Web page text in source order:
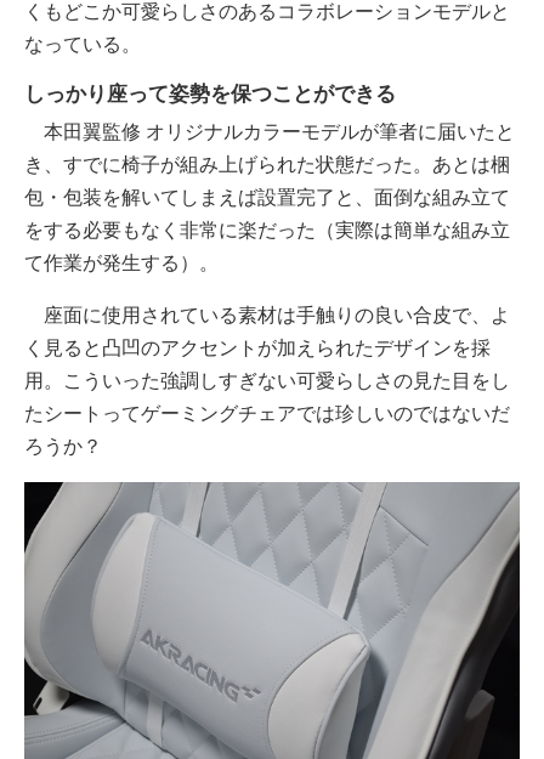
くもどこか可愛らしさのあるコラボレーションモデルと
なっている。
しっかり座って姿勢を保つことができる
本田翼監修 オリジナルカラーモデルが筆者に届いたと
き、すでに椅子が組み上げられた状態だった。あとは梱
包・包装を解いてしまえば設置完了と、面倒な組み立て
をする必要もなく非常に楽だった（実際は簡単な組み立
て作業が発生する）。
座面に使用されている素材は手触りの良い合皮で、よ
く見ると凸凹のアクセントが加えられたデザインを採
用。こういった強調しすぎない可愛らしさの見た目をし
たシートってゲーミングチェアでは珍しいのではないだ
ろうか？